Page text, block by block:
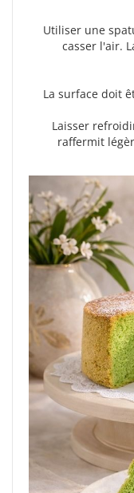
Utiliser une
casser l'air.
La surface doit
Laisser
raffermit